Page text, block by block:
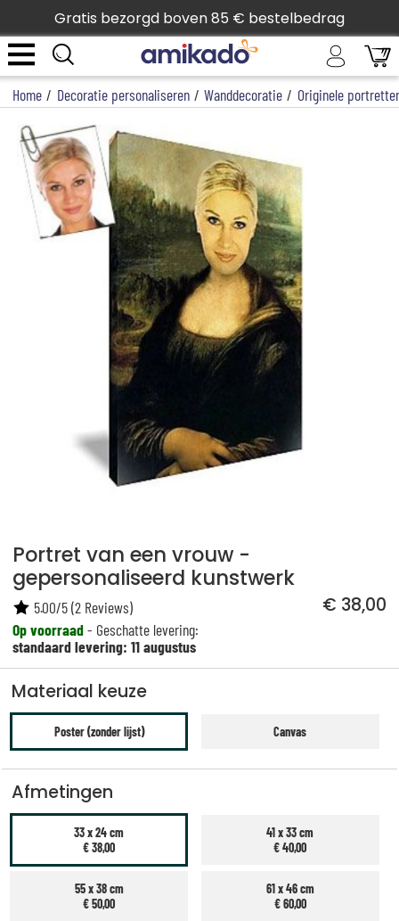
Gratis bezorgd boven 85 € bestelbedrag
Home / Decoratie personaliseren / Wanddecoratie / Originele
Portret van een vrouw -
gepersonaliseerd kunstwerk
€ 38,00
Op voorraad- Geschatte levering:
standaard levering: 11 augustus
5.00/5(2 Reviews)
Materiaal keuze
Poster (zonder lijst) Canvas
Afmetingen
33 x 24 cm
€ 38,00
41 x 33 cm
€ 40,00
55 x 38 cm
€ 50,00
61 x 46 cm
€ 60,00